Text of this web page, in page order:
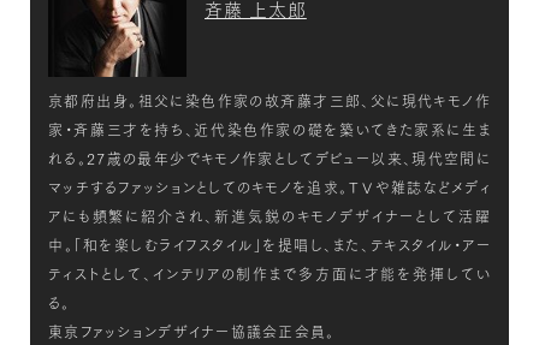
斉藤 上太郎
京都府出身。祖父に染色作家の故斉藤才三郎、父に現代キモノ作
家・斉藤三才を持ち、近代染色作家の礎を築いてきた家系に生ま
れる。27歳の最年少でキモノ作家としてデビュー以来、現代空間に
マッチするファッションとしてのキモノを追求。ＴＶや雑誌などメディ
アにも頻繁に紹介され、新進気鋭のキモノデザイナーとして活躍
中。「和を楽しむライフスタイル」を提唱し、また、テキスタイル・アー
ティストとして、インテリアの制作まで多方面に才能を発揮してい
る。
東京ファッションデザイナー協議会正会員。